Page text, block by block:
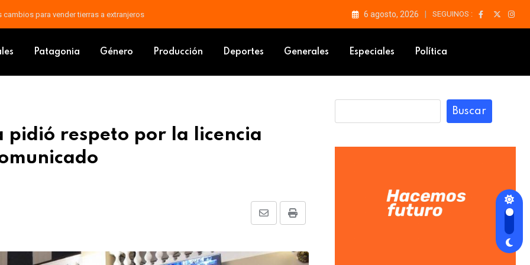
un frente frío avanza sobre Argentina 6 agosto, 2026 SEGUINOS :
Patagonia Género Producción Deportes Generales Especiales Política
pidió respeto por la licencia
Print
Share
Email
Buscar